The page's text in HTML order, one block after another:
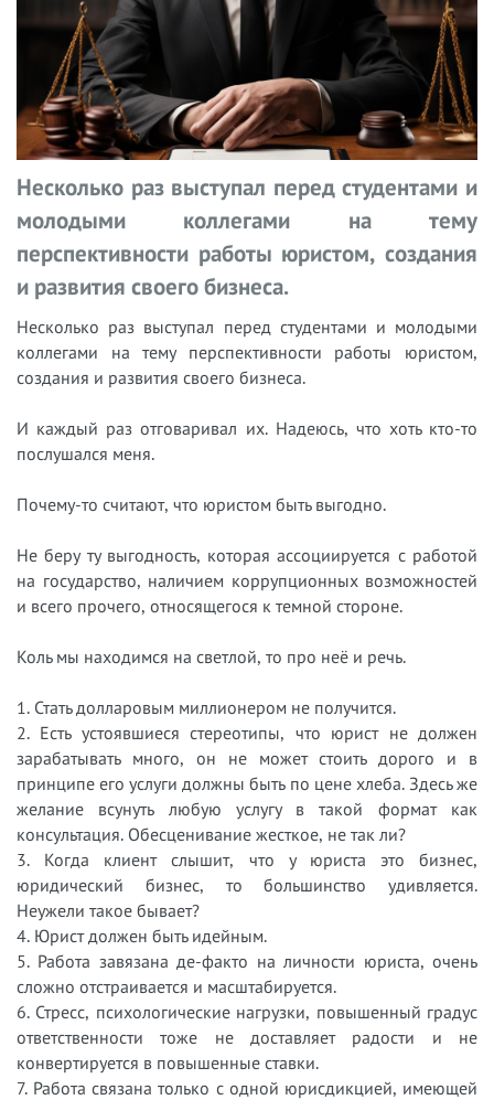
Несколько раз выступал перед студентами и
молодыми коллегами на тему
перспективности работы юристом, создания
и развития своего бизнеса.
Несколько раз выступал перед студентами и молодыми
коллегами на тему перспективности работы юристом,
создания и развития своего бизнеса.
И каждый раз отговаривал их. Надеюсь, что хоть кто-то
послушался меня.
Почему-то считают, что юристом быть выгодно.
Не беру ту выгодность, которая ассоциируется с работой
на государство, наличием коррупционных возможностей
и всего прочего, относящегося к темной стороне.
Коль мы находимся на светлой, то про неё и речь.
1. Стать долларовым миллионером не получится.
2. Есть устоявшиеся стереотипы, что юрист не должен
зарабатывать много, он не может стоить дорого и в
принципе его услуги должны быть по цене хлеба. Здесь же
желание всунуть любую услугу в такой формат как
консультация. Обесценивание жесткое, не так ли?
3. Когда клиент слышит, что у юриста это бизнес,
юридический бизнес, то большинство удивляется.
Неужели такое бывает?
4. Юрист должен быть идейным.
5. Работа завязана де-факто на личности юриста, очень
сложно отстраивается и масштабируется.
6. Стресс, психологические нагрузки, повышенный градус
ответственности тоже не доставляет радости и не
конвертируется в повышенные ставки.
7. Работа связана только с одной юрисдикцией, имеющей